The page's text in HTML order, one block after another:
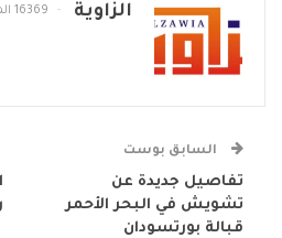
الزاوية 16369 المشاركات
السابق بوست
تفاصيل جديدة عن
تشويش في البحر الأحمر
قبالة بورتسودان